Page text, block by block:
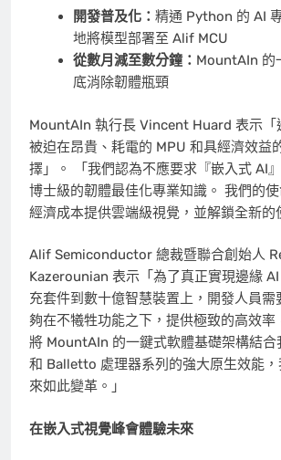
開發普及化： 精通 Python 的 AI
地將模型部署至 Alif MCU
從數月減至數分鐘： MountAIn 的
底消除韌體瓶頸
MountAIn 執行長 Vincent Huard 表示「
被迫在昂貴、耗電的 MPU 和具經濟效益
擇」。 「我們認為不應要求『嵌入式 AI
博士級的韌體最佳化專業知識。 我們的
經濟成本提供雲端級視覺，並解鎖全新的
Alif Semiconductor 總裁暨聯合創始人
Kazerounian 表示「為了真正實現邊緣
充套件到數十億智慧裝置上，開發人員需
夠在不犧牲功能之下，提供極致的高效率
將 MountAIn 的一鍵式軟體基礎架構結
和 Balletto 處理器系列的強大原生效能
來如此變革。」
在嵌入式視覺峰會體驗未來